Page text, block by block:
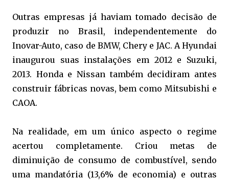
Outras empresas já haviam tomado decisão de
produzir no Brasil, independentemente do
Inovar-Auto, caso de BMW, Chery e JAC. A Hyundai
inaugurou suas instalações em 2012 e Suzuki,
2013. Honda e Nissan também decidiram antes
construir fábricas novas, bem como Mitsubishi e
CAOA.
Na realidade, em um único aspecto o regime
acertou completamente. Criou metas de
diminuição de consumo de combustível, sendo
uma mandatória (13,6% de economia) e outras